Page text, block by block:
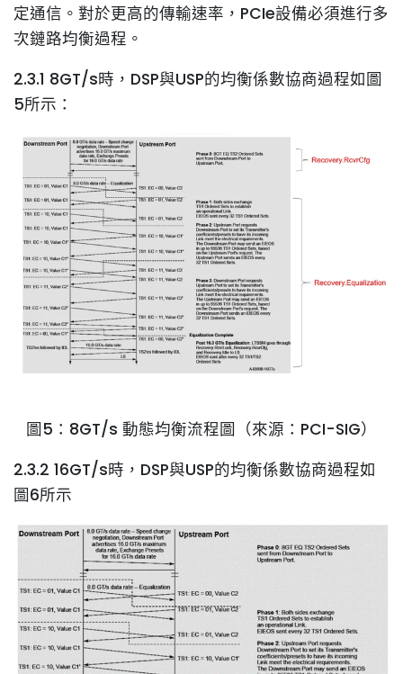
定通信。對於更高的傳輸速率，PCIe設備必須進行多
次鏈路均衡過程。
2.3.1 8GT/s時，DSP與USP的均衡係數協商過程如圖
5所示：
圖5：8GT/s 動態均衡流程圖（來源：PCI-SIG）
2.3.2 16GT/s時，DSP與USP的均衡係數協商過程如
圖6所示